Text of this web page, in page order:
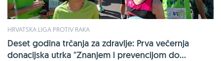
HRVATSKA LIGA PROTIV RAKA
Deset godina trčanja za zdravlje: Prva večernja
donacijska utrka "Znanjem i prevencijom do...